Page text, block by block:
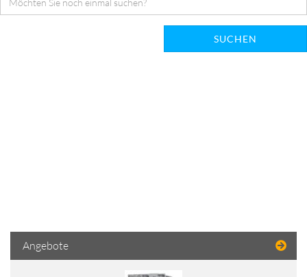
SUCHEN
Angebote